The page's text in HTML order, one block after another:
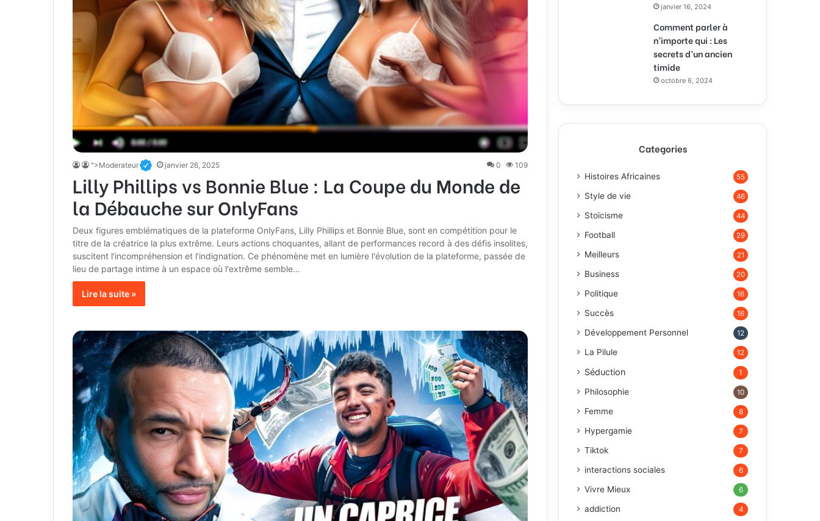
">Moderateur janvier 26, 2025 0 109
Lilly Phillips vs Bonnie Blue : La Coupe du Monde de
la Débauche sur OnlyFans
Deux figures emblématiques de la plateforme OnlyFans, Lilly Phillips et Bonnie Blue, sont en compétition pour le
titre de la créatrice la plus extrême. Leurs actions choquantes, allant de performances record à des défis insolites,
suscitent l'incompréhension et l'indignation. Ce phénomène met en lumière l'évolution de la plateforme, passée de
lieu de partage intime à un espace où l'extrême semble…
Lire la suite »
janvier 16, 2024
Comment parler à
n’importe qui : Les
secrets d’un ancien
timide
octobre 6, 2024
Categories
Histoires Africaines 55
Style de vie 46
Stoïcisme 44
Football 29
Meilleurs 21
Business 20
Politique 16
Succès 16
Développement Personnel 12
La Pilule 12
Séduction 1
Philosophie 10
Femme 8
Hypergamie 7
Tiktok 7
interactions sociales 6
Vivre Mieux 6
addiction 4